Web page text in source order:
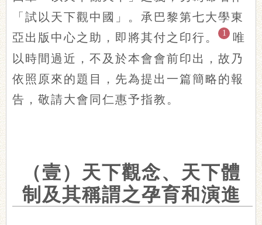
「試以天下觀中國」。承巴黎第七大學東
亞出版中心之助，即將其付之印行。
1
唯
以時間過近，不及於本會會前印出，故乃
依照原來的題目，先為提出一篇簡略的報
告，敬請大會同仁惠予指教。
（壹）天下觀念、天下體
制及其稱謂之孕育和演進